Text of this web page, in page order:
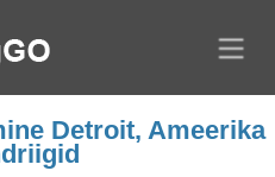
Detroit, Ameerika